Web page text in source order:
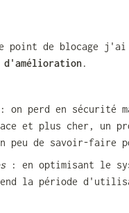
de blocage j'ai
.
perd en sécurité
et plus cher, un
peu de savoir-faire
: en optimisant le
la période